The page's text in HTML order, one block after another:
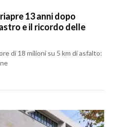
13 anni dopo
e il ricordo delle
di 18 milioni su 5 km di asfalto: